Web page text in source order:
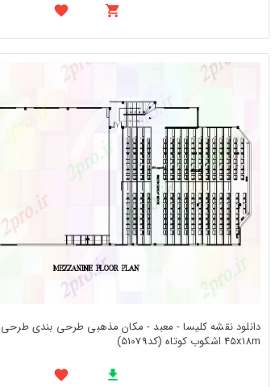
دانلود نقشه کلیسا - معبد - مکان مذهبی طرحی بندی طرحی
45x18m اشکوب کوتاه (کد51079)